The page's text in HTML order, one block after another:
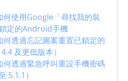
何使用Google「尋找我的裝
定的Android手機
何透過忘記圖案重置已鎖定的
及更低版本）
何透過緊急呼叫重設手機密碼
5.1.1）